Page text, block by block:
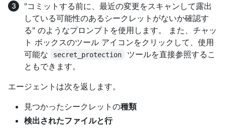
"コミットする前に、最近の変更をスキャンして露出
している可能性のあるシークレットがないか確認す
る" のようなプロンプトを使用します。 また、チャッ
ト ボックスのツール アイコンをクリックして、使用
可能な
secret_protection
ツールを直接参照するこ
ともできます。
エージェントは次を返します。
見つかったシークレットの種類
検出されたファイルと行